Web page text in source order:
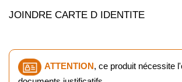
JOINDRE CARTE D IDENTITE
ATTENTION, ce produit nécessite